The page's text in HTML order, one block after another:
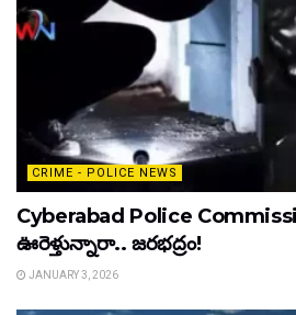
CRIME - POLICE NEWS
Cyberabad Police
ఊరెళ్తున్నారా.. జరభద్రం!
JANUARY 3, 2026